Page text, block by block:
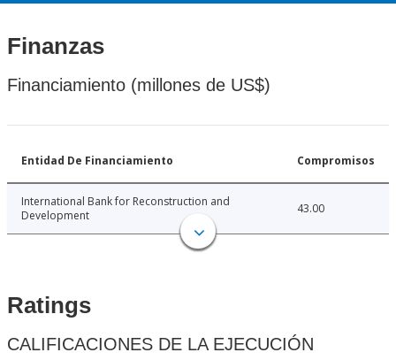
Finanzas
Financiamiento (millones de US$)
Entidad De Financiamiento Compromisos
International Bank for Reconstruction and
Development
43.00
Ratings
CALIFICACIONES DE LA EJECUCIÓN